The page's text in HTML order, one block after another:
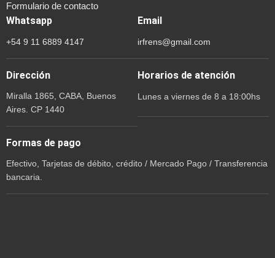
Formulario de contacto
Whatsapp
+54 9 11 6889 4147
Email
irfrens@gmail.com
Dirección
Miralla 1865, CABA, Buenos
Aires. CP 1440
Horarios de atención
Lunes a viernes de 8 a 18:00hs
Formas de pago
Efectivo, Tarjetas de débito, crédito / Mercado Pago / Transferencia
bancaria.